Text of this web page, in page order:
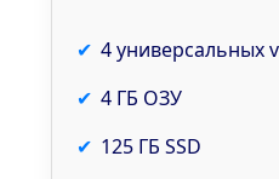
4 универсальных
4 ГБ ОЗУ
125 ГБ SSD